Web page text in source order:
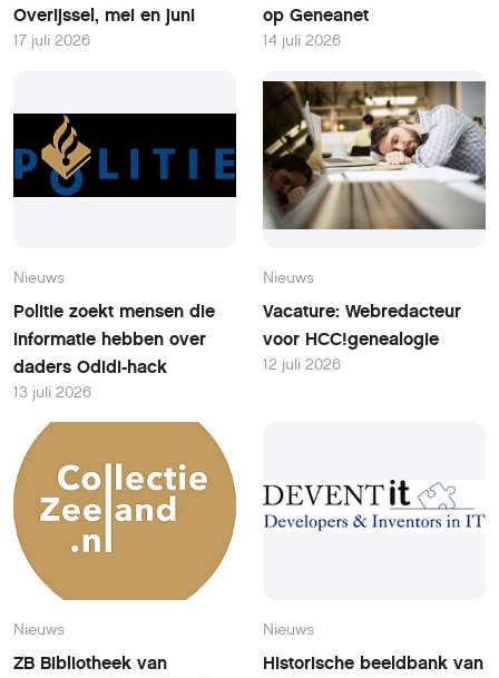
Overijssel, mei en juni
17 juli 2026
op Geneanet
14 juli 2026
Nieuws
Politie zoekt mensen die
informatie hebben over
daders Odidi-hack
13 juli 2026
Nieuws
Vacature: Webredacteur
voor HCC!genealogie
12 juli 2026
Nieuws
ZB Bibliotheek van
Nieuws
Historische beeldbank van